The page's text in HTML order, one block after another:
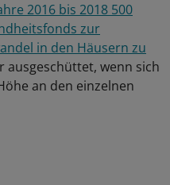
2016 bis 2018 500
zur
in den Häusern zu
ausgeschüttet, wenn sich
an den einzelnen